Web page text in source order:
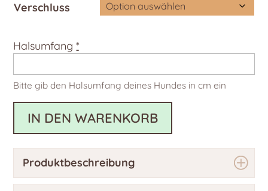
Verschluss
Halsumfang *
Bitte gib den Halsumfang deines Hundes in cm ein
IN DEN WARENKORB
Produktbeschreibung